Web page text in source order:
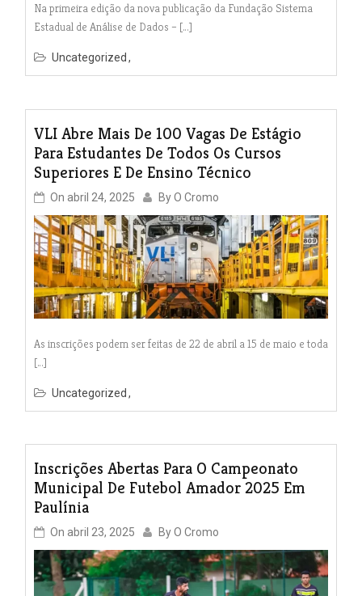
Na primeira edição da nova publicação da Fundação Sistema
Estadual de Análise de Dados – […]
Uncategorized
VLI Abre Mais De 100 Vagas De Estágio
Para Estudantes De Todos Os Cursos
Superiores E De Ensino Técnico
On abril 24, 2025 ByO Cromo
As inscrições podem ser feitas de 22 de abril a 15 de maio e toda
[…]
Uncategorized
Inscrições Abertas Para O Campeonato
Municipal De Futebol Amador 2025 Em
Paulínia
On abril 23, 2025 ByO Cromo